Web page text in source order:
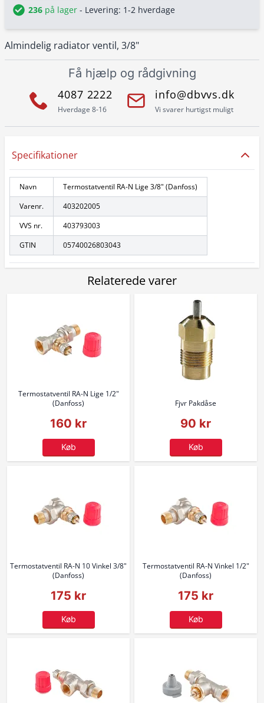
Almindelig radiator ventil, 3/8"
236 på lager - Levering: 1-2 hverdage
Få hjælp og rådgivning
4087 2222
Hverdage 8-16
info@dbvvs.dk
Vi svarer hurtigst muligt
Specifikationer
Navn
Termostatventil RA-N Lige 3/8" (Danfoss)
Varenr.
403202005
VVS nr.
403793003
GTIN
05740026803043
Relaterede varer
Termostatventil RA-N Lige 1/2"
(Danfoss)
160 kr
Køb
Fjvr Pakdåse
90 kr
Køb
Termostatventil RA-N 10 Vinkel 3/8"
(Danfoss)
175 kr
Køb
Termostatventil RA-N Vinkel 1/2"
(Danfoss)
175 kr
Køb